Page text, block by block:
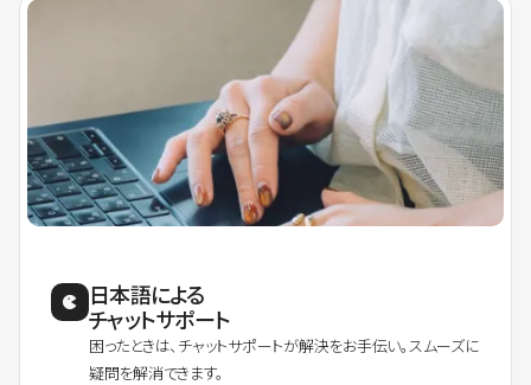
日本語による
チャットサポート
困ったときは、チャットサポートが解決をお手伝い。スムーズに
疑問を解消できます。